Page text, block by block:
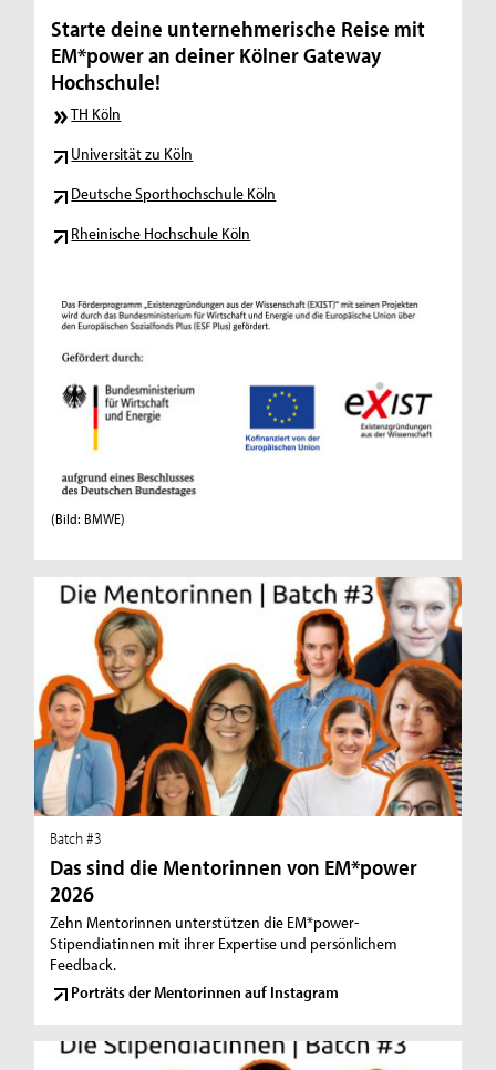
Starte deine unternehmerische Reise mit
EM*power an deiner Kölner Gateway
Hochschule!
TH Köln
Universität zu Köln
Deutsche Sporthochschule Köln
Rheinische Hochschule Köln
(Bild: BMWE)
Batch #3
Das sind die Mentorinnen von EM*power
2026
Zehn Mentorinnen unterstützen die EM*power-
Stipendiatinnen mit ihrer Expertise und persönlichem
Feedback.
Porträts der Mentorinnen auf Instagram